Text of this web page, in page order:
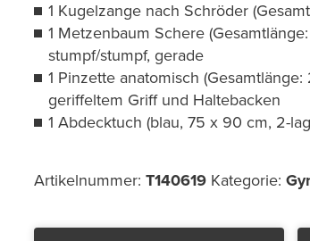
1 Kugelzange nach Schröder
1 Metzenbaum Schere
stumpf/stumpf, gerade
1 Pinzette anatomisch
geriffeltem Griff und Haltebacken
1 Abdecktuch (blau, 75 x 90 cm, 2-
Artikelnummer: T140619 Kategorie: